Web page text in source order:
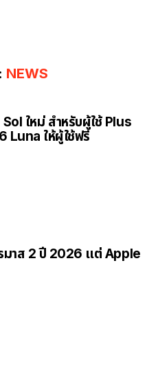
NEWS
ใหม่ สำหรับผู้ใช้ Plus
Luna ให้ผู้ใช้ฟรี
มาส 2 ปี 2026 แต่ Apple